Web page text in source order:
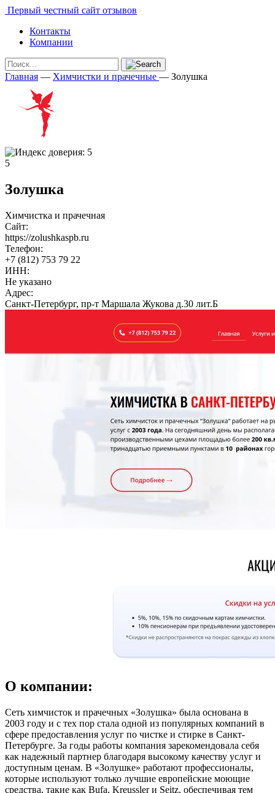
Первый честный сайт отзывов
Контакты
Компании
Главная — Химчистки и прачечные — Золушка
5
Золушка
Химчистка и прачечная
Сайт:
https://zolushkaspb.ru
Телефон:
+7 (812) 753 79 22
ИНН:
Не указано
Адрес:
Санкт-Петербург, пр-т Маршала Жукова д.30 лит.Б
О компании:
Сеть химчисток и прачечных «Золушка» была основана в
2003 году и с тех пор стала одной из популярных компаний в
сфере предоставления услуг по чистке и стирке в Санкт-
Петербурге. За годы работы компания зарекомендовала себя
как надежный партнер благодаря высокому качеству услуг и
доступным ценам. В «Золушке» работают профессионалы,
которые используют только лучшие европейские моющие
средства, такие как Bufa, Kreussler и Seitz, обеспечивая тем